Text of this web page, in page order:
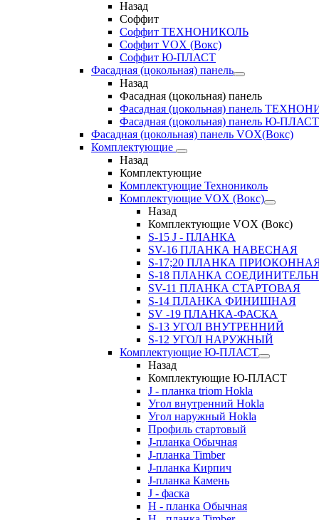
Назад
Соффит
Соффит ТЕХНОНИКОЛЬ
Соффит VOX (Вокс)
Соффит Ю-ПЛАСТ
Фасадная (цокольная) панель
Назад
Фасадная (цокольная) панель
Фасадная (цокольная) панель
Фасадная (цокольная) панель Ю-ПЛАСТ
Фасадная (цокольная) панель VOX(Вокс)
Комплектующие
Назад
Комплектующие
Комплектующие Технониколь
Комплектующие VOX (Вокс)
Назад
Комплектующие VOX (Вокс)
S-15 J - ПЛАНКА
SV-16 ПЛАНКА НАВЕСНАЯ
S-17;20 ПЛАНКА
S-18 ПЛАНКА
SV-11 ПЛАНКА СТАРТОВАЯ
S-14 ПЛАНКА ФИНИШНАЯ
SV -19 ПЛАНКА-ФАСКА
S-13 УГОЛ ВНУТРЕННИЙ
S-12 УГОЛ НАРУЖНЫЙ
Комплектующие Ю-ПЛАСТ
Назад
Комплектующие Ю-ПЛАСТ
J - планка triom Hokla
Угол внутренний Hokla
Угол наружный Hokla
Профиль стартовый
J-планка Обычная
J-планка Timber
J-планка Кирпич
J-планка Камень
J - фаска
Н - планка Обычная